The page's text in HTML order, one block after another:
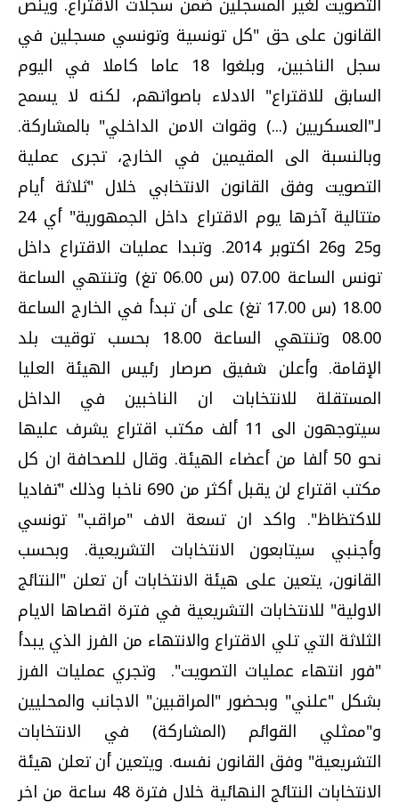
القانون على حق "كل تونسية وتونسي مسجلين في
سجل الناخبين، وبلغوا 18 عاما كاملا في اليوم
السابق للاقتراع" الادلاء باصواتهم، لكنه لا يسمح
لـ"العسكريين (...) وقوات الامن الداخلي" بالمشاركة.
وبالنسبة الى المقيمين في الخارج، تجرى عملية
التصويت وفق القانون الانتخابي خلال "ثلاثة أيام
متتالية آخرها يوم الاقتراع داخل الجمهورية" أي 24
و25 و26 اكتوبر 2014. وتبدا عمليات الاقتراع داخل
تونس الساعة 07.00 (س 06.00 تغ) وتنتهي الساعة
18.00 (س 17.00 تغ) على أن تبدأ في الخارج الساعة
08.00 وتنتهي الساعة 18.00 بحسب توقيت بلد
الإقامة. وأعلن شفيق صرصار رئيس الهيئة العليا
المستقلة للانتخابات ان الناخبين في الداخل
سيتوجهون الى 11 ألف مكتب اقتراع يشرف عليها
نحو 50 ألفا من أعضاء الهيئة. وقال للصحافة ان كل
مكتب اقتراع لن يقبل أكثر من 690 ناخبا وذلك "تفاديا
للاكتظاظ". واكد ان تسعة الاف "مراقب" تونسي
وأجنبي سيتابعون الانتخابات التشريعية. وبحسب
القانون، يتعين على هيئة الانتخابات أن تعلن "النتائج
الاولية" للانتخابات التشريعية في فترة اقصاها الايام
الثلاثة التي تلي الاقتراع والانتهاء من الفرز الذي يبدأ
"فور انتهاء عمليات التصويت". وتجري عمليات الفرز
بشكل "علني" وبحضور "المراقبين" الاجانب والمحليين
و"ممثلي القوائم (المشاركة) في الانتخابات
التشريعية" وفق القانون نفسه. ويتعين أن تعلن هيئة
الانتخابات النتائج النهائية خلال فترة 48 ساعة من اخر